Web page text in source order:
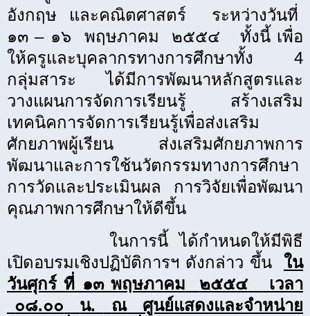
อังกฤษ และคณิตศาสตร์
ระหว่างวันที่
๑๓ – ๑๖
พฤษภาคม ๒๕๕๔
ทั้งนี้ เพื่อ
ให้ครูและบุคลากรทางการศึกษาทั้ง 4
กลุ่มสาระ
ได้มีการพัฒนาหลักสูตรและ
วางแผนการจัดการเรียนรู้
สร้างเสริม
เทคนิคการจัดการเรียนรู้เพื่อส่งเสริม
ศักยภาพผู้เรียน ส่งเสริมศักยภาพการ
พัฒนาและการใช้นวัตกรรมทางการศึกษา
การวัดและประเมินผล การวิจัยเพื่อพัฒนา
คุณภาพการศึกษาให้ดีขึ้น
ในการนี้ ได้กำหนดให้มีพิธี
เปิดอบรมเชิงปฏิบัติการฯ ดังกล่าว ขึ้น
ใน
วันศุกร์ ที่ ๑๓ พฤษภาคม
๒๕๕๔
เวลา
๐๘.๐๐
น. ณ
ศูนย์แสดงและจำหน่าย